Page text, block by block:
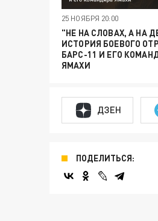
25 НОЯБРЯ 20:00
"НЕ НА СЛОВАХ, А НА
ИСТОРИЯ БОЕВОГО
БАРС-11 И ЕГО
ЯМАХИ
ДЗЕН
ПОДЕЛИТЬСЯ: